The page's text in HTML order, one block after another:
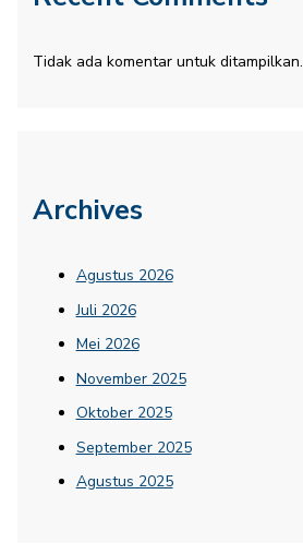
Tidak ada komentar untuk ditampilkan.
Archives
Agustus 2026
Juli 2026
Mei 2026
November 2025
Oktober 2025
September 2025
Agustus 2025